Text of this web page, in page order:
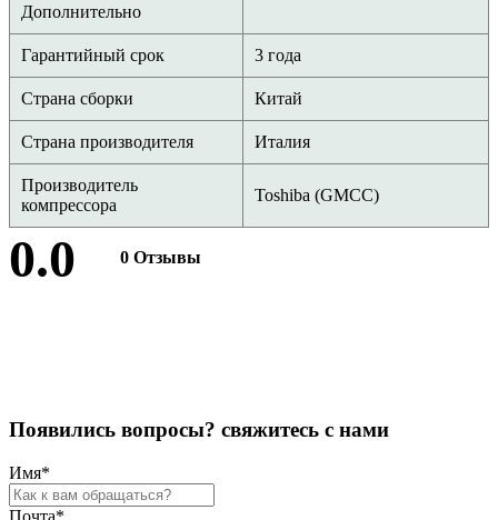
Дополнительно
Гарантийный срок 3 года
Страна сборки Китай
Страна производителя Италия
Производитель
компрессора
Toshiba (GMCC)
0.0 0 Отзывы
Появились вопросы? свяжитесь с нами
Имя*
Почта*